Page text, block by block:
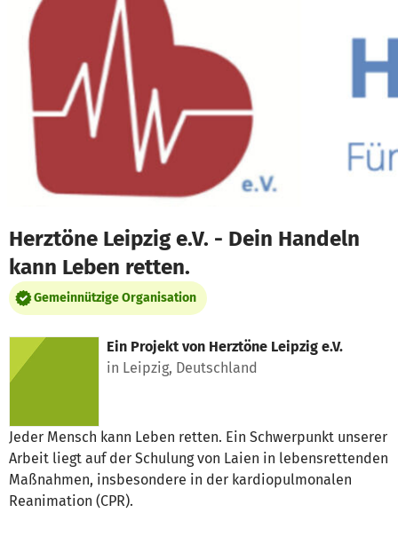
Zum Hauptinhalt springen
Erklärung zur Barrierefreiheit anzeigen
Herztöne Leipzig e.V. - Dein Handeln
kann Leben retten.
Gemeinnützige Organisation
Ein Projekt von Herztöne Leipzig e.V.
in Leipzig, Deutschland
Jeder Mensch kann Leben retten. Ein Schwerpunkt unserer
Arbeit liegt auf der Schulung von Laien in lebensrettenden
Maßnahmen, insbesondere in der kardiopulmonalen
Reanimation (CPR).